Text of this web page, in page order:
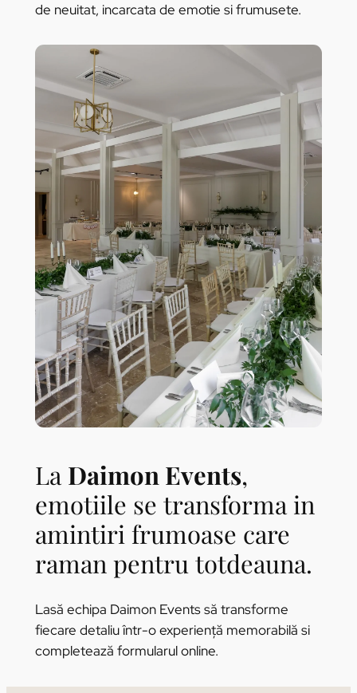
de neuitat, incarcata de emotie si frumusete.
La Daimon Events,
emotiile se transforma in
amintiri frumoase care
raman pentru totdeauna.
Lasă echipa Daimon Events să transforme
fiecare detaliu într-o experiență memorabilă si
completează formularul online.